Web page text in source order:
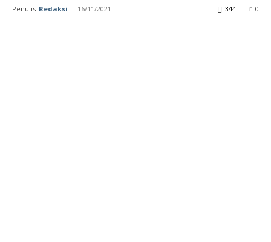
Penulis Redaksi - 16/11/2021 0
344